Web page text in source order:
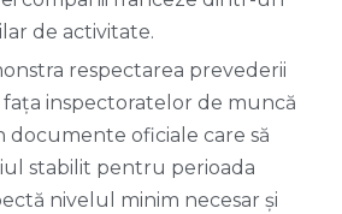
de activitate.
respectarea prevederii
fața inspectoratelor de muncă
documente oficiale care să
stabilit pentru perioada
nivelul minim necesar și